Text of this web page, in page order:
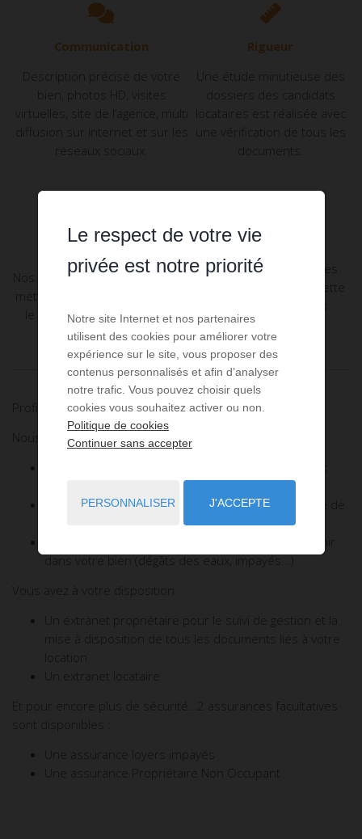
Communication
Description précise de votre
bien, photos HD, visites
virtuelles, site de l’agence, multi
diffusion sur internet et sur les
Rigueur
Une étude minutieuse des
dossiers des candidats
locataires est réalisée avec
une vérification de tous les
documents.
Rédaction
Nos agents de location sauront
mettre en valeur votre bien et
le louer en toute sécurité :
Technicité
Réalisation des états des
lieux exhaustifs sur tablette
photos.
Profitez d'une gestion en toute sécurité !
Nous assurons pour vous :
Le suivi administratif, comptable, fiscal et technique de
dans votre bien (dégâts des eaux, impayés…)
Vous avez à votre disposition :
Un extranet propriétaire pour le suivi de gestion et la
mise à disposition de tous les documents liés à votre
location
Un extranet locataire
Et pour encore plus de sécurité…2 assurances facultatives
sont disponibles :
Une assurance Propriétaire Non Occupant
Le respect de votre vie
privée est notre priorité
Notre site Internet et nos partenaires
utilisent des cookies pour améliorer votre
expérience sur le site, vous proposer des
contenus personnalisés et afin d’analyser
notre trafic. Vous pouvez choisir quels
cookies vous souhaitez activer ou non.
Politique de cookies
Continuer sans accepter
PERSONNALISER J'ACCEPTE